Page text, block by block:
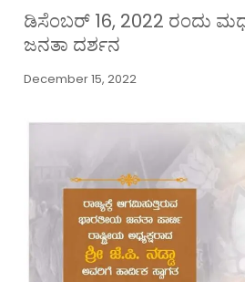
ಡಿಸೆಂಬರ್ 16, 2022 ರಂದು
ಜನತಾ ದರ್ಶನ
December 15, 2022